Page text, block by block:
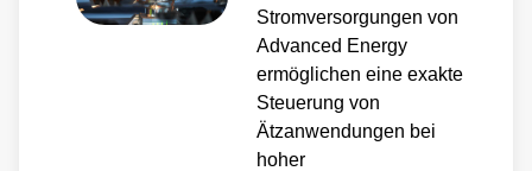
Stromversorgungen von
Advanced Energy
ermöglichen eine exakte
Steuerung von
Ätzanwendungen bei
hoher